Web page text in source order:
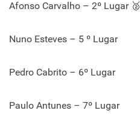
Afonso Carvalho – 2º Lugar 🥈
Nuno Esteves – 5 º Lugar
Pedro Cabrito – 6º Lugar
Paulo Antunes – 7º Lugar